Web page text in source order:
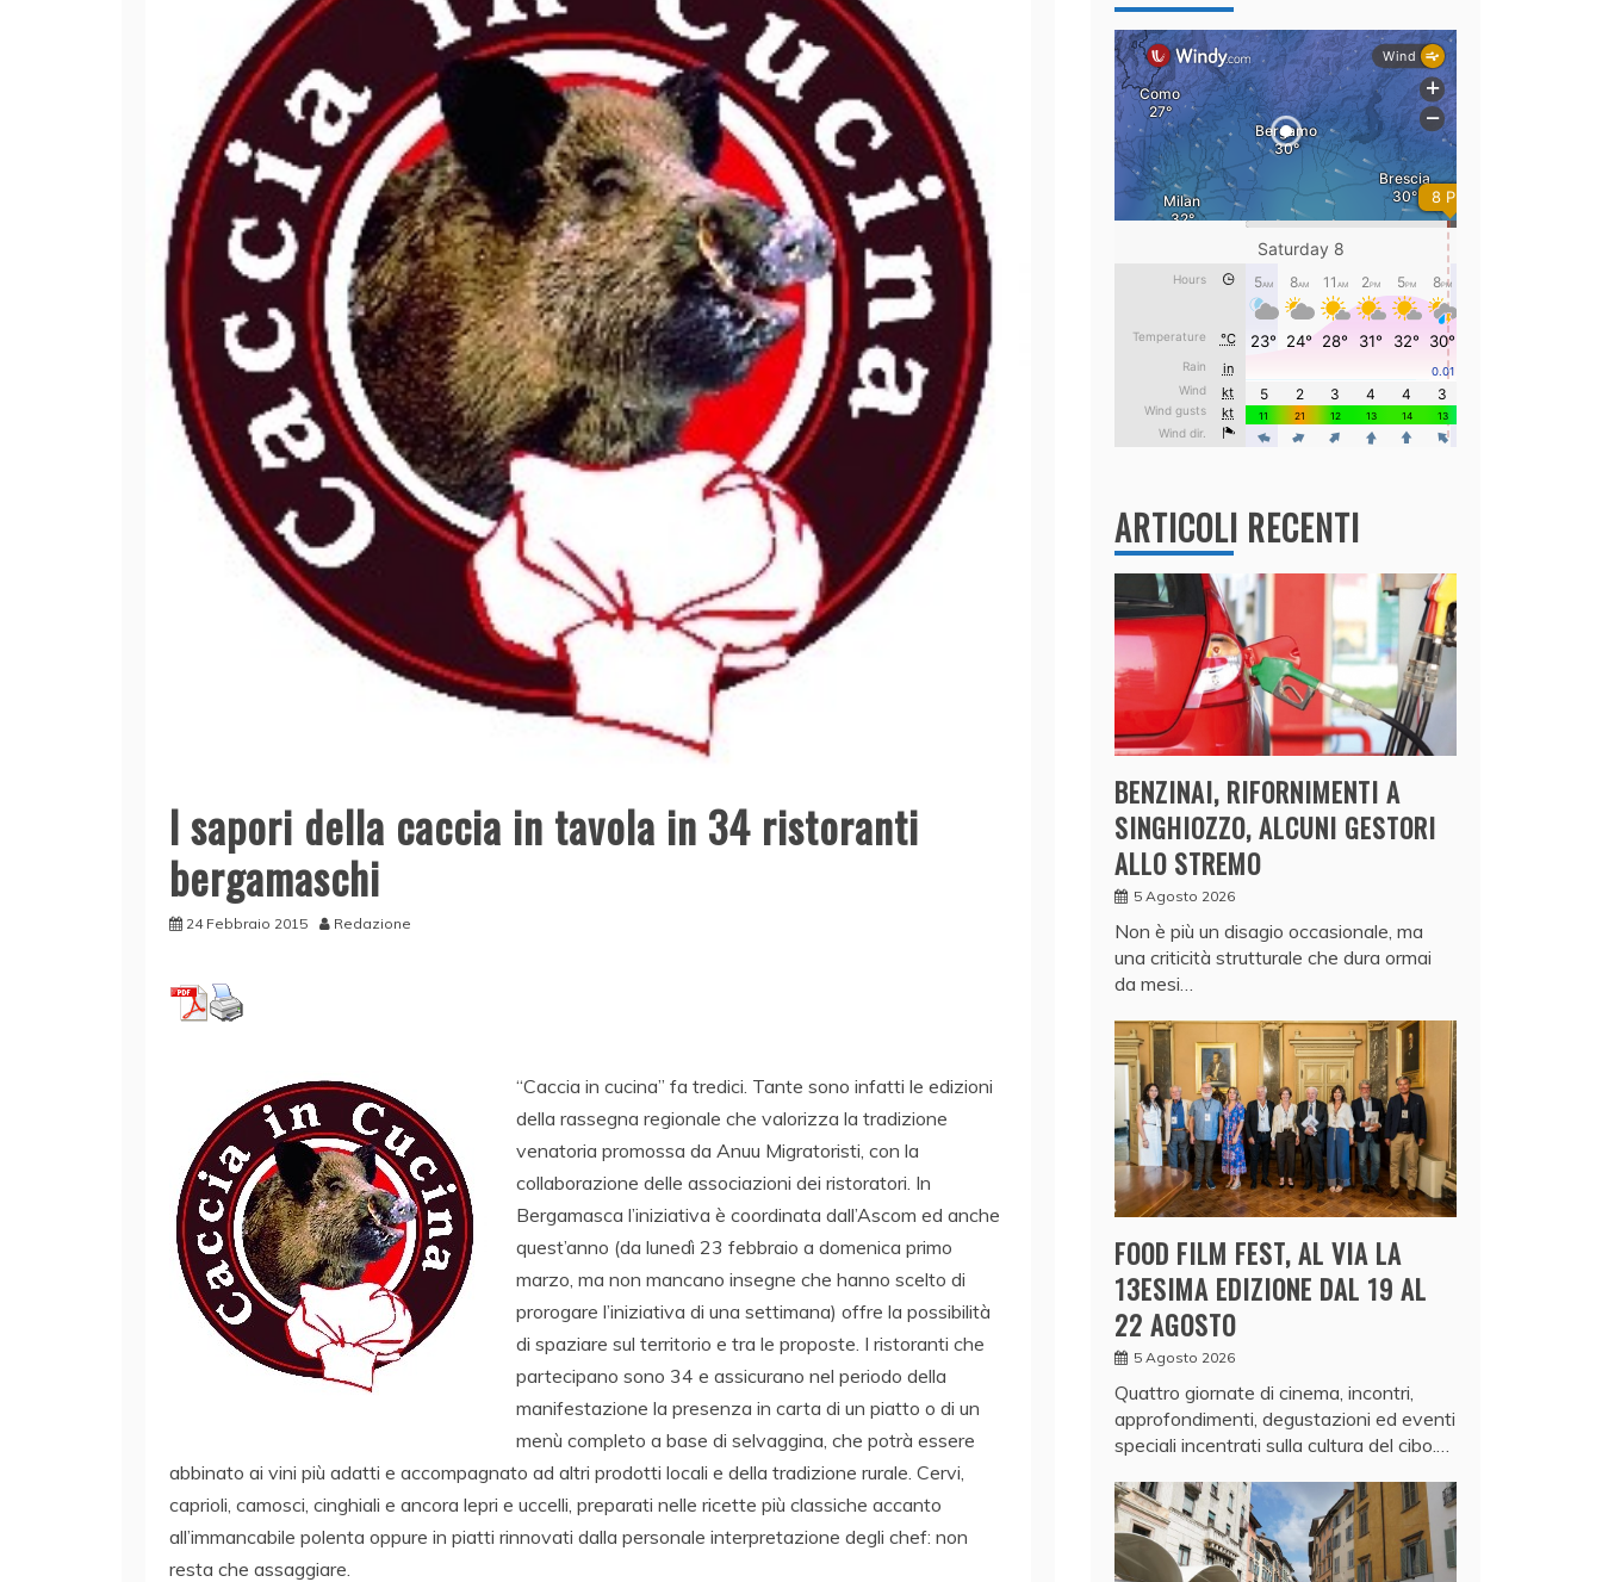
I sapori della caccia in tavola in 34 ristoranti
bergamaschi
24 Febbraio 2015 Redazione
“Caccia in cucina” fa tredici. Tante sono infatti le edizioni
della rassegna regionale che valorizza la tradizione
venatoria promossa da Anuu Migratoristi, con la
collaborazione delle associazioni dei ristoratori. In
Bergamasca l’iniziativa è coordinata dall’Ascom ed anche
quest’anno (da lunedì 23 febbraio a domenica primo
marzo, ma non mancano insegne che hanno scelto di
prorogare l’iniziativa di una settimana) offre la possibilità
di spaziare sul territorio e tra le proposte. I ristoranti che
partecipano sono 34 e assicurano nel periodo della
manifestazione la presenza in carta di un piatto o di un
menù completo a base di selvaggina, che potrà essere
abbinato ai vini più adatti e accompagnato ad altri prodotti locali e della tradizione rurale. Cervi,
caprioli, camosci, cinghiali e ancora lepri e uccelli, preparati nelle ricette più classiche accanto
all’immancabile polenta oppure in piatti rinnovati dalla personale interpretazione degli chef: non
resta che assaggiare.
ARTICOLI RECENTI
BENZINAI, RIFORNIMENTI A
SINGHIOZZO, ALCUNI GESTORI
ALLO STREMO
5 Agosto 2026
Non è più un disagio occasionale, ma
una criticità strutturale che dura ormai
da mesi…
FOOD FILM FEST, AL VIA LA
13ESIMA EDIZIONE DAL 19 AL
22 AGOSTO
5 Agosto 2026
Quattro giornate di cinema, incontri,
approfondimenti, degustazioni ed eventi
speciali incentrati sulla cultura del cibo.…